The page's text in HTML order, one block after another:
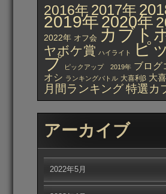
2016年 2017年
2019年2020年
2022年 オフ会 カブト
ヤボケ賞 ハイライト ピ
プ ピックアップ 2019年 ブログ
オシ ランキングバトル 大喜利β 大
月間ランキング特選カ
アーカイブ
2022年5月